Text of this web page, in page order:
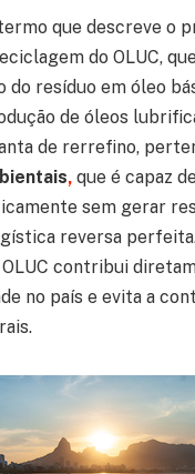
que descreve o
do OLUC,
do resíduo em óleo
de óleos
de rerrefino,
, que é capaz
sem gerar
reversa
contribui
no país e evita a